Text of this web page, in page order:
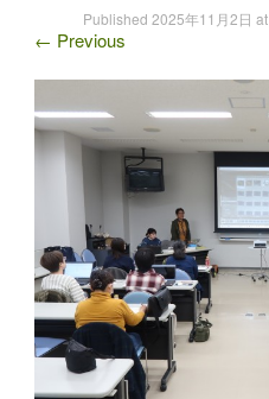
Published 2025年11月2日 at
← Previous